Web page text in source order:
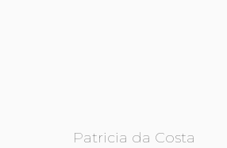
Patricia da Costa